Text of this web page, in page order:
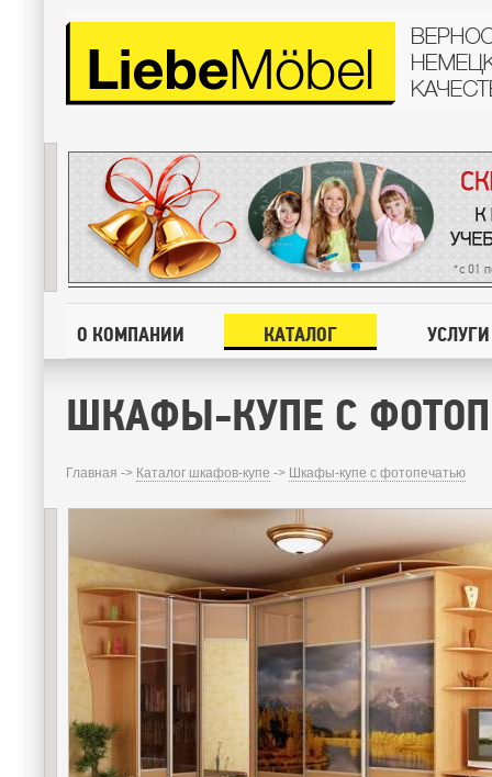
О КОМПАНИИ КАТАЛОГ УСЛУГИ
ШКАФЫ-КУПЕ С
Главная -> Каталог шкафов-купе -> Шкафы-купе с фотопечатью